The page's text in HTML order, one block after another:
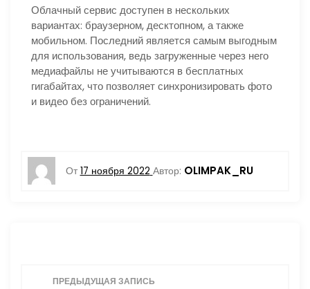
Облачный сервис доступен в нескольких
вариантах: браузерном, десктопном, а также
мобильном. Последний является самым выгодным
для использования, ведь загруженные через него
медиафайлы не учитываются в бесплатных
гигабайтах, что позволяет синхронизировать фото
и видео без ограничений.
От 17 ноября 2022 Автор: OLIMPAK_RU
ПРЕДЫДУЩАЯ ЗАПИСЬ